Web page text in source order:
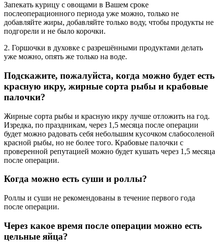
Запекать курицу с овощами в Вашем сроке
послеоперационного периода уже можно, только не
добавляйте жиры, добавляйте только воду, чтобы продукты не
подгорели и не было корочки.
2. Горшочки в духовке с разрешёнными продуктами делать
уже можно, опять же только на воде.
Подскажите, пожалуйста, когда можно будет есть
красную икру, жирные сорта рыбы и крабовые
палочки?
Жирные сорта рыбы и красную икру лучше отложить на год.
Изредка, по праздникам, через 1,5 месяца после операции
будет можно радовать себя небольшим кусочком слабосоленой
красной рыбы, но не более того. Крабовые палочки с
проверенной репутацией можно будет кушать через 1,5 месяца
после операции.
Когда можно есть суши и роллы?
Роллы и суши не рекомендованы в течение первого года
после операции.
Через какое время после операции можно есть
цельные яйца?